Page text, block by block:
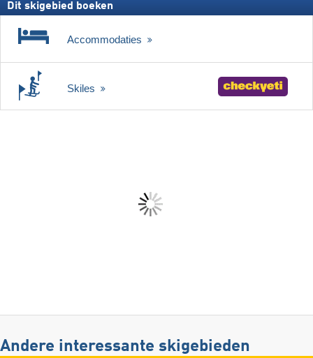
Dit skigebied boeken
Accommodaties
Skiles
Andere interessante skigebieden